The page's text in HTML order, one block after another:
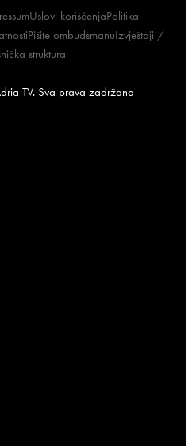
Uslovi korišćenjaPolitika
Pišite ombudsmanuIzvještaji /
struktura
TV. Sva prava zadržana